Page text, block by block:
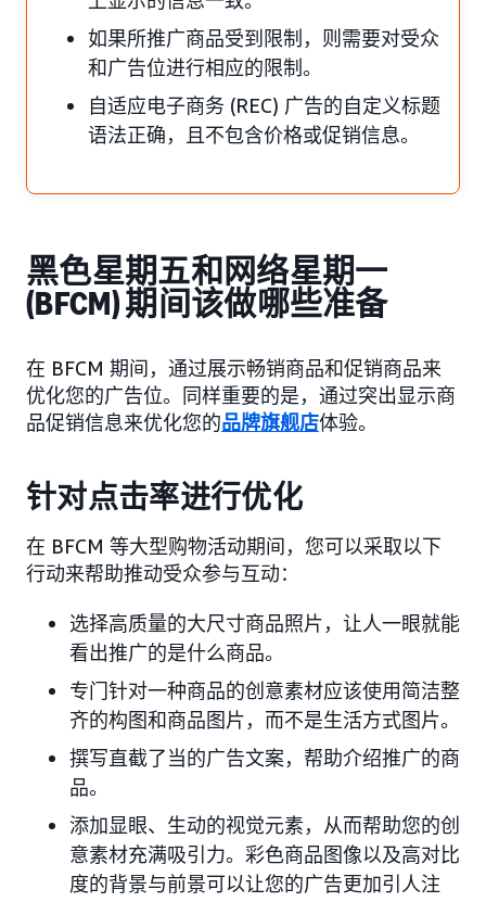
如果所推广商品受到限制，则需要对受众
和广告位进行相应的限制。
自适应电子商务 (REC) 广告的自定义标题
语法正确，且不包含价格或促销信息。
黑色星期五和网络星期一
(BFCM) 期间该做哪些准备
在 BFCM 期间，通过展示畅销商品和促销商品来
优化您的广告位。同样重要的是，通过突出显示商
品促销信息来优化您的品牌旗舰店体验。
针对点击率进行优化
在 BFCM 等大型购物活动期间，您可以采取以下
行动来帮助推动受众参与互动：
选择高质量的大尺寸商品照片，让人一眼就能
看出推广的是什么商品。
专门针对一种商品的创意素材应该使用简洁整
齐的构图和商品图片，而不是生活方式图片。
撰写直截了当的广告文案，帮助介绍推广的商
品。
添加显眼、生动的视觉元素，从而帮助您的创
意素材充满吸引力。彩色商品图像以及高对比
度的背景与前景可以让您的广告更加引人注